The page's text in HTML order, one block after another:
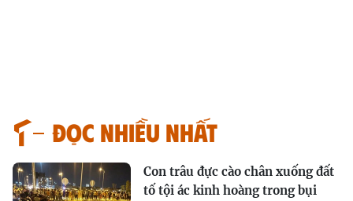
Đọc nhiều nhất
Con trâu đực cào chân xuống đất
tố tội ác kinh hoàng trong bụi